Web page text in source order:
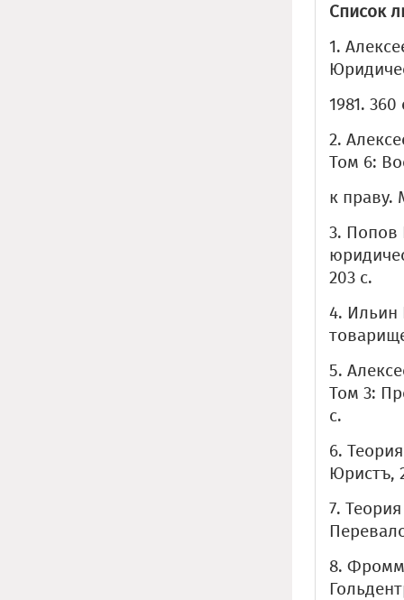
Список
1.
1981. 360
2.
Том 6:
к праву.
3. Попов
203 с.
4. Ильин
5.
Том 3:
с.
6.
Юристъ,
7.
8. Фромм